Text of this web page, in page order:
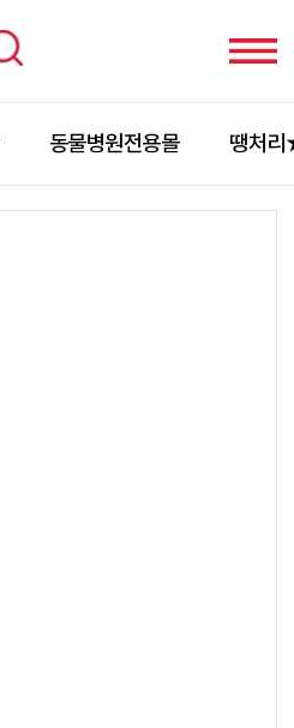
동물병원전용몰 땡처